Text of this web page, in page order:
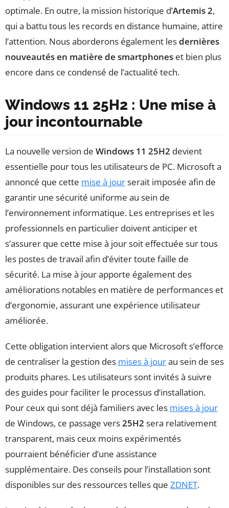
optimale. En outre, la mission historique d’Artemis 2,
qui a battu tous les records en distance humaine, attire
l’attention. Nous aborderons également lesdernières
nouveautés en matière de smartphones et bien plus
encore dans ce condensé de l’actualité tech.
Windows 11 25H2 : Une mise à
jour incontournable
La nouvelle version de Windows 11 25H2 devient
essentielle pour tous les utilisateurs de PC. Microsoft a
annoncé que cette mise à jourserait imposée afin de
garantir une sécurité uniforme au sein de
l’environnement informatique. Les entreprises et les
professionnels en particulier doivent anticiper et
s’assurer que cette mise à jour soit effectuée sur tous
les postes de travail afin d’éviter toute faille de
sécurité. La mise à jour apporte également des
améliorations notables en matière de performances et
d’ergonomie, assurant une expérience utilisateur
améliorée.
Cette obligation intervient alors que Microsoft s’efforce
de centraliser la gestion des mises à jourau sein de ses
produits phares. Les utilisateurs sont invités à suivre
des guides pour faciliter le processus d’installation.
Pour ceux qui sont déjà familiers avec les mises à jour
de Windows, ce passage vers25H2 sera relativement
transparent, mais ceux moins expérimentés
pourraient bénéficier d’une assistance
supplémentaire. Des conseils pour l’installation sont
disponibles sur des ressources telles que ZDNET.